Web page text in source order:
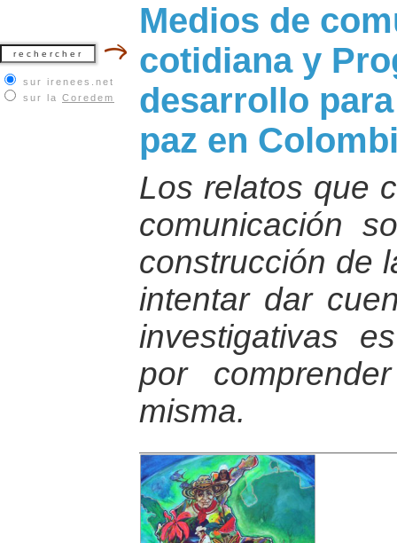
sur irenees.net
sur la Coredem
Medios de
cotidiana y
desarrollo
paz en
Los relatos que
comunicación
construcción de
intentar dar
investigativas
por
misma.